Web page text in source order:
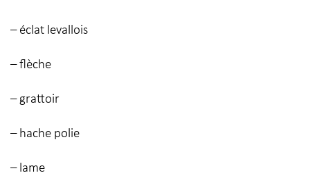
– éclat levallois
– flèche
– grattoir
– hache polie
– lame